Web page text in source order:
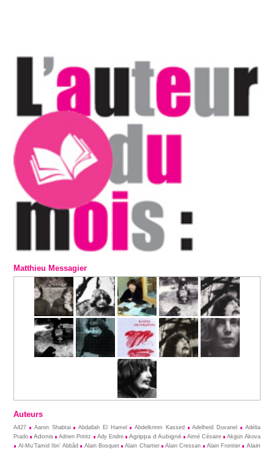
Matthieu Messagier
Auteurs
A427 Aaron Shabtai Abdallah El Hamel Abdelkrinm Kassed Adelheid Duvanel
Adélia
Prado
Adonis Adrien Printz Ady Endre Agrippa d Aubigné Aimé Césaire
Akgün Akova
Al-Mu’Tamid Ibn’ Abbâd
Alain Bosquet Alain Chartier Alain Cressan Alain Frontier
Alain